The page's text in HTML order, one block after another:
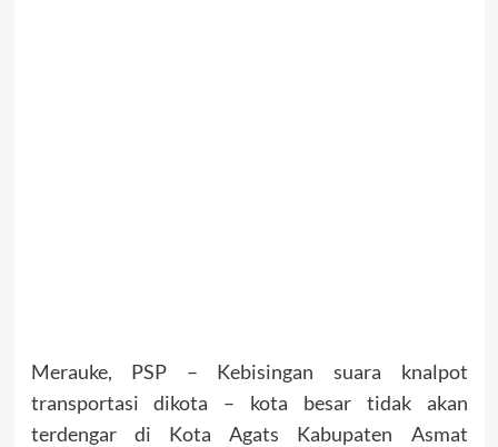
Merauke, PSP – Kebisingan suara knalpot
transportasi dikota – kota besar tidak akan
terdengar di Kota Agats Kabupaten Asmat